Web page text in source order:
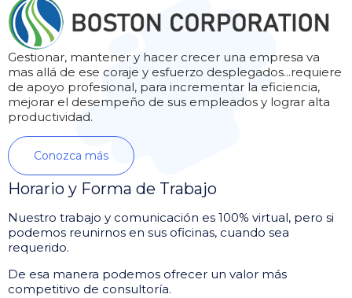
Gestionar, mantener y hacer crecer una empresa va
mas allá de ese coraje y esfuerzo desplegados...requiere
de apoyo profesional, para incrementar la eficiencia,
mejorar el desempeño de sus empleados y lograr alta
productividad.
Conozca más
Horario y Forma de Trabajo
Nuestro trabajo y comunicación es 100% virtual, pero si
podemos reunirnos en sus oficinas, cuando sea
requerido.
De esa manera podemos ofrecer un valor más
competitivo de consultoría.